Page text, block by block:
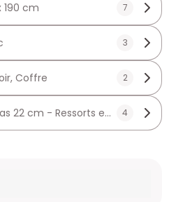
190 cm 7
3
Coffre 2
22 cm - Ressorts ensachés
4